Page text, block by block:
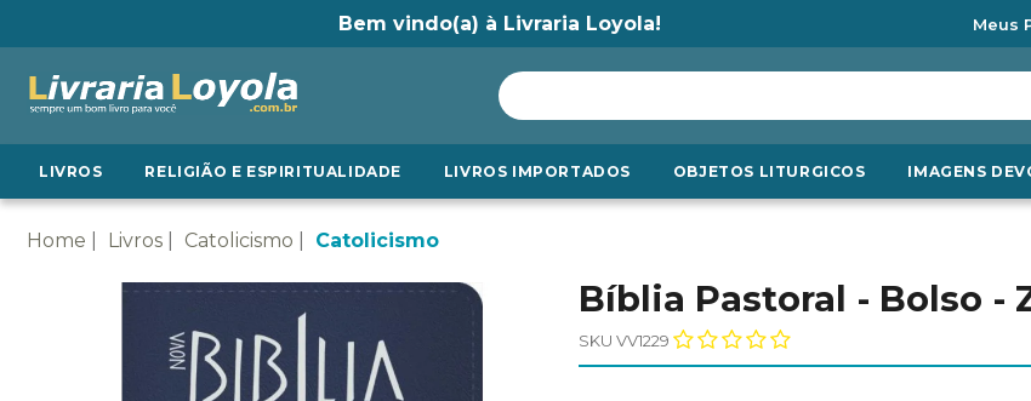
Bem vindo(a) à Livraria Loyola! Meus
LIVROS RELIGIÃO E ESPIRITUALIDADE LIVROS IMPORTADOS OBJETOS LITURGICOS IMAGENS
Home Livros Catolicismo Catolicismo
Bíblia Pastoral - Bolso -
SKU VV1229